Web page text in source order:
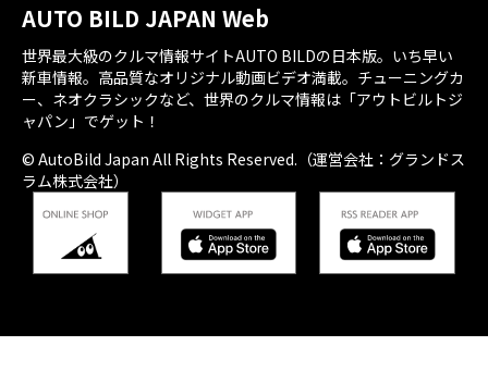
AUTO BILD JAPAN Web
世界最大級のクルマ情報サイトAUTO BILDの日本版。いち早い
新車情報。高品質なオリジナル動画ビデオ満載。チューニングカ
ー、ネオクラシックなど、世界のクルマ情報は「アウトビルトジ
ャパン」でゲット！
© AutoBild Japan All Rights Reserved.（運営会社：グランドス
ラム株式会社）